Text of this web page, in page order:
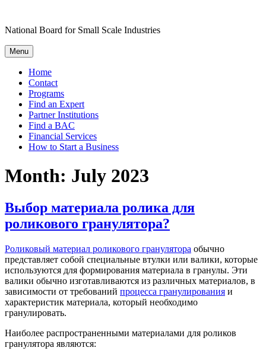
content
National Board for Small Scale Industries
Menu
Home
Contact
Programs
Find an Expert
Partner Institutions
Find a BAC
Financial Services
How to Start a Business
Month: July 2023
Выбор материала ролика для
роликового гранулятора?
Роликовый материал роликового гранулятора обычно
представляет собой специальные втулки или валики, которые
используются для формирования материала в гранулы. Эти
валики обычно изготавливаются из различных материалов, в
зависимости от требований процесса гранулирования и
характеристик материала, который необходимо
гранулировать.
Наиболее распространенными материалами для роликов
гранулятора являются: